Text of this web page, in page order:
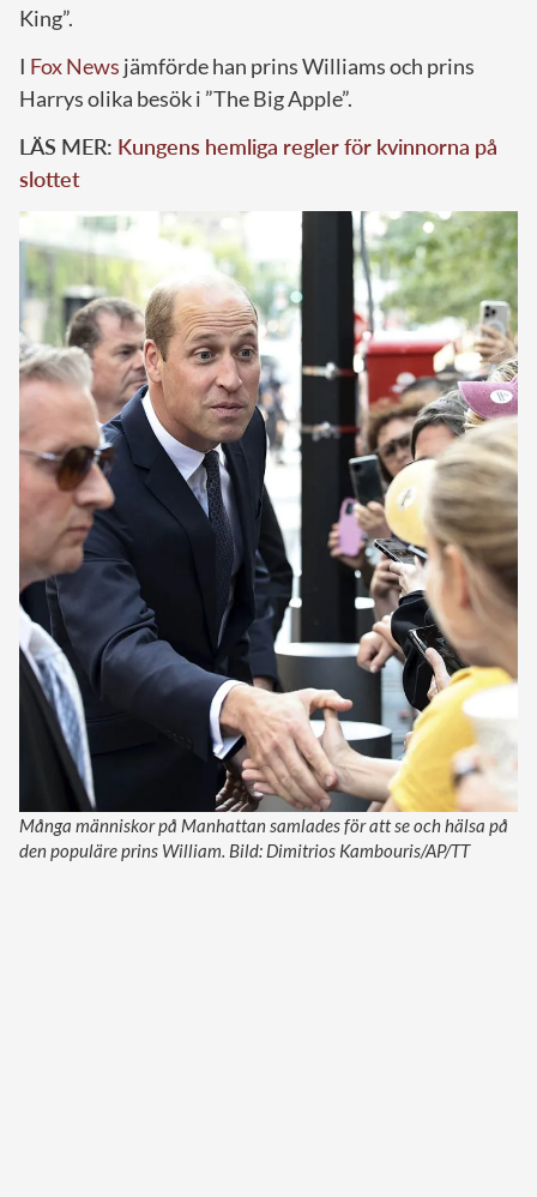
King”.
I Fox News jämförde han prins Williams och prins
Harrys olika besök i ”The Big Apple”.
LÄS MER: Kungens hemliga regler för kvinnorna på
slottet
Många människor på Manhattan samlades för att se och hälsa på
den populäre prins William. Bild: Dimitrios Kambouris/AP/TT